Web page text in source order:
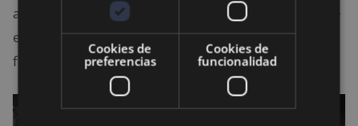
adaptada a los nuevos desafíos del mercado. La clave
es optimizar la organización para que sea más ágil y
flexible ante loscambios económicos.
Cookies de
preferencias
Cookies de
funcionalidad